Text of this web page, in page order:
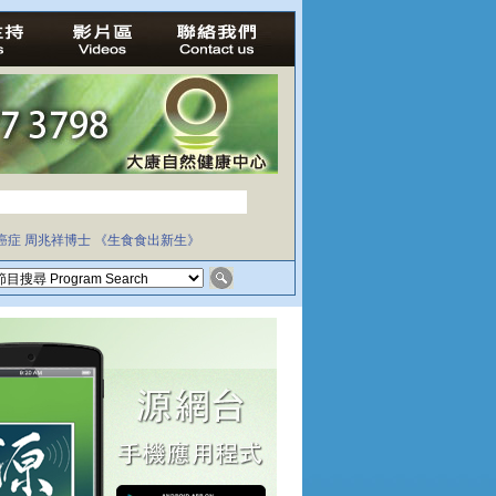
症 周兆祥博士 《生食食出新生》